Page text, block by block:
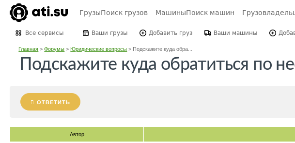
ГрузыПоиск грузов МашиныПоиск машин
Все сервисы Ваши грузы Добавить груз Ваши машины
Главная >Форумы >Юридические вопросы > Подскажите куда обра...
Подскажите куда обратиться по
ОТВЕТИТЬ
Автор